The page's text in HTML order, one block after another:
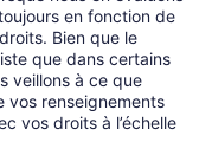
en fonction de
Bien que le
que dans certains
veillons à ce que
vos renseignements
vos droits à l’échelle